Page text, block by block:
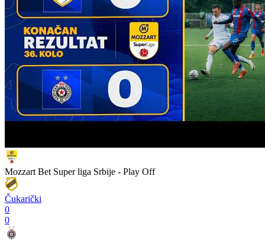
Mozzart Bet Super liga Srbije - Play Off
Čukarički
0
0